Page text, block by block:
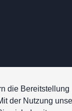
die Bereitstellung
der Nutzung
HEINER SCHNEIDER